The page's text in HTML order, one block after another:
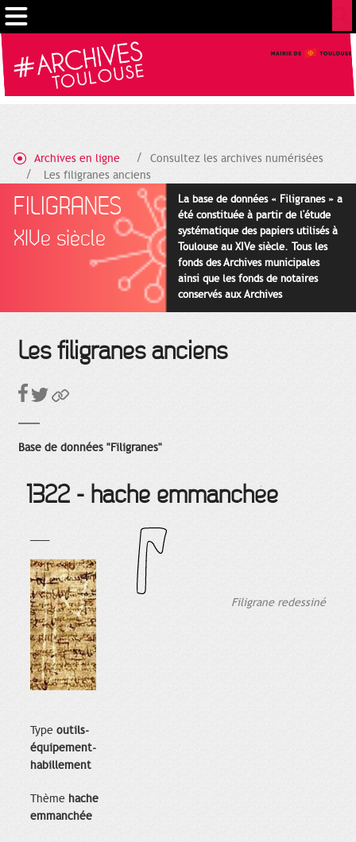
Archives en ligne
Consultez les archives numérisées
Les filigranes anciens
FILIGRANES
XIVe siècle
La base de données « Filigranes » a
été constituée à partir de l'étude
systématique des papiers utilisés à
Toulouse au XIVe siècle. Tous les
fonds des Archives municipales
ainsi que les fonds de notaires
conservés aux Archives
départementales pour cette
Les filigranes anciens
Base de données "Filigranes"
1322 - hache emmanchée
Type outils-
équipement-
habillement
Thème hache
emmanchée
Filigrane redessiné
Gestion de vos préférences sur les cookies